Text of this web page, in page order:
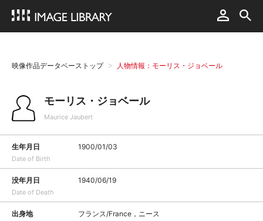
映像作品データベーストップ 人物情報：モーリス・ジョベール
モーリス・ジョベール
Maurice Jaubert
生年月日
Date of Birth
1900/01/03
没年月日
Date of Death
1940/06/19
出身地 フランス/France，ニース